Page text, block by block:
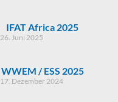
IFAT Africa 2025
26. Juni 2025
WWEM / ESS 2025
17. Dezember 2024